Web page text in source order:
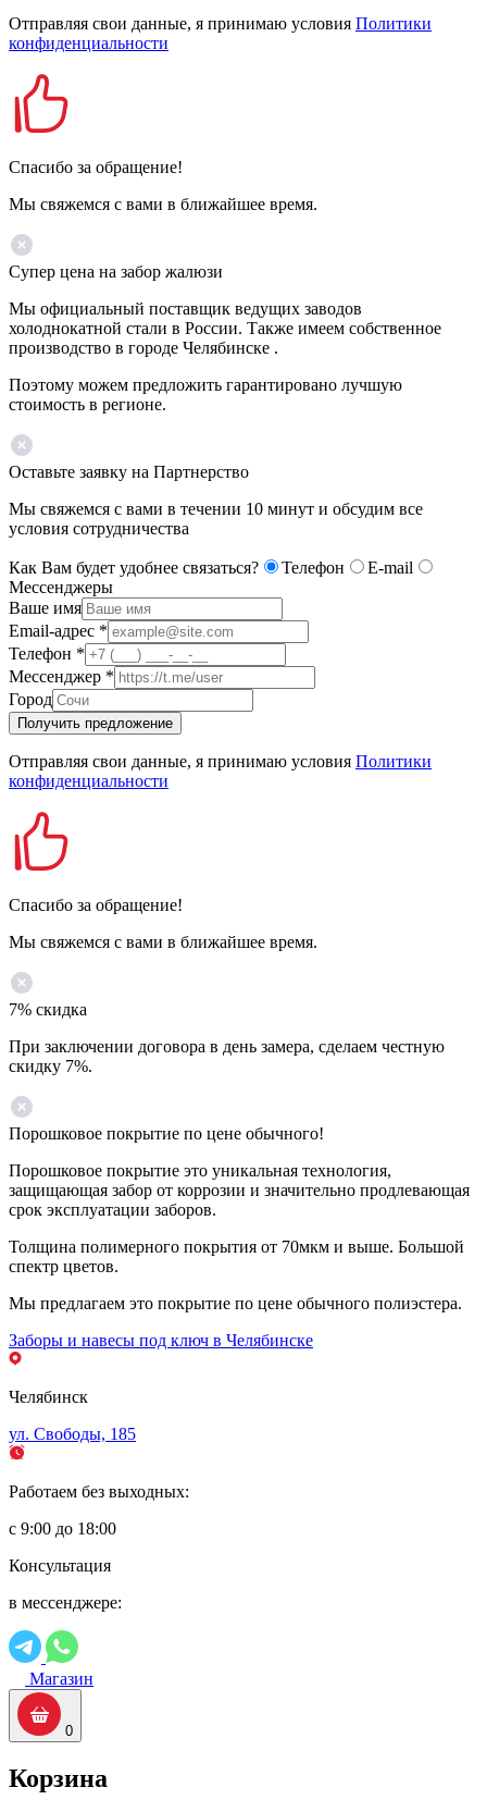
Отправляя свои данные, я принимаю условия Политики
конфиденциальности
Спасибо за обращение!
Мы свяжемся с вами в ближайшее время.
Супер цена на забор жалюзи
Мы официальный поставщик ведущих заводов
холоднокатной стали в России. Также имеем собственное
производство в городе Челябинске .
Поэтому можем предложить гарантировано лучшую
стоимость в регионе.
Оставьте заявку на Партнерство
Мы свяжемся с вами в течении 10 минут и обсудим все
условия сотрудничества
Как Вам будет удобнее связаться? Телефон
E-mail
Мессенджеры
Ваше имя
Email-адрес *
Телефон *
Мессенджер *
Город
Получить предложение
Отправляя свои данные, я принимаю условия Политики
конфиденциальности
Спасибо за обращение!
Мы свяжемся с вами в ближайшее время.
7% скидка
При заключении договора в день замера, сделаем честную
скидку 7%.
Порошковое покрытие по цене обычного!
Порошковое покрытие это уникальная технология,
защищающая забор от коррозии и значительно продлевающая
срок эксплуатации заборов.
Толщина полимерного покрытия от 70мкм и выше. Большой
спектр цветов.
Мы предлагаем это покрытие по цене обычного полиэстера.
Заборы и навесы под ключ в Челябинске
Челябинск
ул. Свободы, 185
Работаем без выходных:
с 9:00 до 18:00
Консультация
в мессенджере:
Магазин
0
Корзина